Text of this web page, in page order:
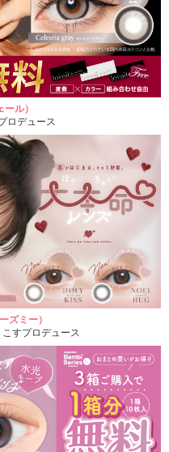
ル）
ロデュース
ズミー）
すプロデュース